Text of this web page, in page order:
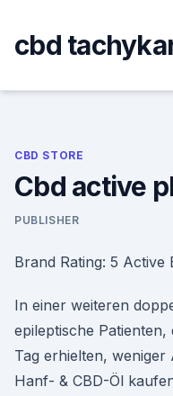
content
cbd
CBD STORE
Cbd active
PUBLISHER
Brand Rating: 5 Active
In einer weiteren
epileptische
Tag erhielten, weniger
Hanf- & CBD-Öl